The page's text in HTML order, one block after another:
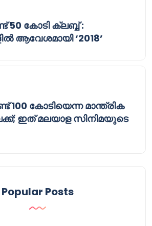
50 കോടി ക്ലബ്ബ്‌ :
ആവേശമായി ‘2018’
100 കോടിയെന്ന മാന്ത്രിക
ഇത് മലയാള സിനിമയുടെ
Popular Posts